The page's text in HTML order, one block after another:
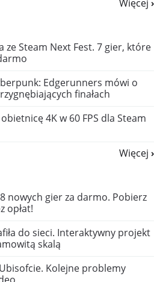
Więcej
ze Steam Next Fest. 7 gier, które
Edgerunners mówi o
finałach
4K w 60 FPS dla Steam
Więcej
nowych gier za darmo. Pobierz
opłat!
do sieci. Interaktywny projekt
skalą
Kolejne problemy